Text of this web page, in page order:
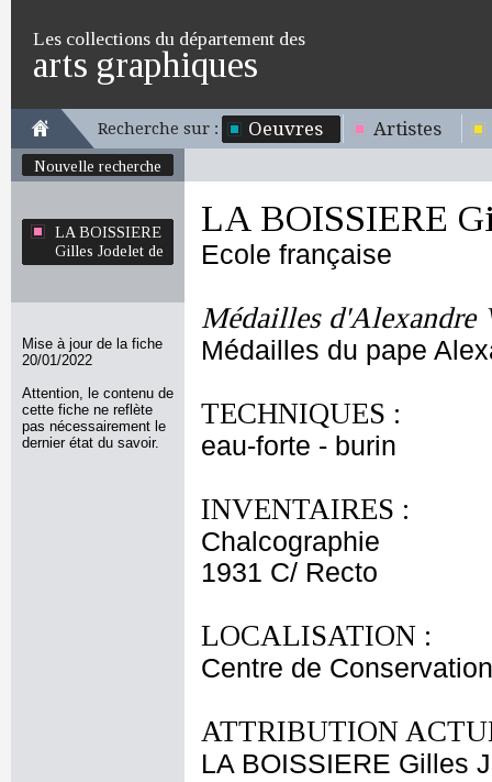
Les collections du département des
arts graphiques
Recherche sur : Oeuvres Artistes
Nouvelle recherche
LA BOISSIERE
Gilles Jodelet de
Mise à jour de la fiche
20/01/2022
Attention, le contenu de
cette fiche ne reflète
pas nécessairement le
dernier état du savoir.
LA BOISSIERE
Ecole française
Médailles d'Alexandre
Médailles du pape
TECHNIQUES :
eau-forte - burin
INVENTAIRES :
Chalcographie
1931 C/ Recto
LOCALISATION :
Centre de
ATTRIBUTION
LA BOISSIERE Gilles